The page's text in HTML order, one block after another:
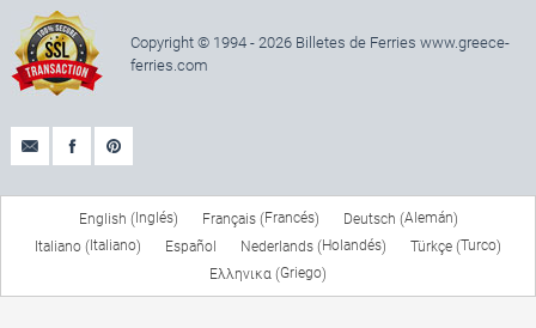
Copyright © 1994 - 2026 Billetes de Ferries www.greece-
ferries.com
English (Inglés) Français(Francés) Deutsch (Alemán)
Italiano ( Italiano) Español Nederlands (Holandés) Türkçe (Turco)
Ελληνικα (Griego)